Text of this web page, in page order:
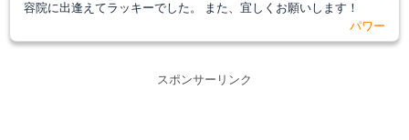
容院に出逢えてラッキーでした。 また、宜しくお願いします！
パワー
スポンサーリンク